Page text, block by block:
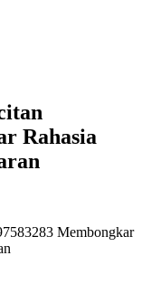
Rahasia
Membongkar